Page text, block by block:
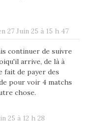
27 Juin 25 à 15 h 47
continuer de suivre
arrive, de là à
fait de payer des
pour voir 4 matchs
chose.
25 à 12 h 28